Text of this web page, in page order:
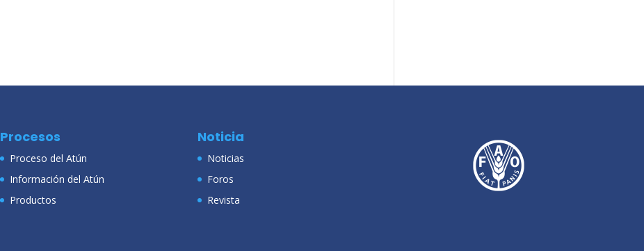
Procesos
Proceso del Atún
Información del Atún
Productos
Noticia
Noticias
Foros
Revista